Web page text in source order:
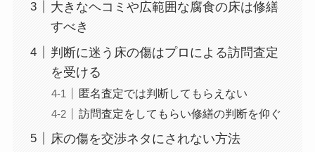
大きなヘコミや広範囲な腐食の床は修繕
すべき
判断に迷う床の傷はプロによる訪問査定
を受ける
匿名査定では判断してもらえない
訪問査定をしてもらい修繕の判断を仰ぐ
床の傷を交渉ネタにされない方法